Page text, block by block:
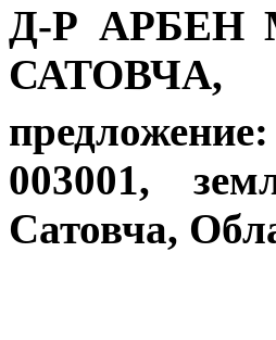
Д-Р
САТОВЧА,
предложение
003001,
Сатовча,